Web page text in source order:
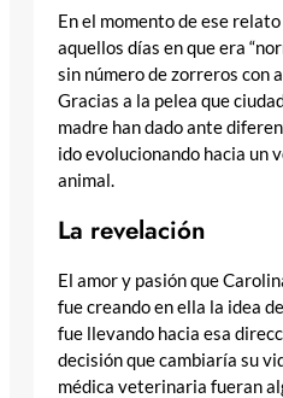
En el momento de ese
aquellos días en que era
sin número de zorreros con
Gracias a la pelea que
madre han dado ante
ido evolucionando hacia un
animal.
La revelación
El amor y pasión que
fue creando en ella la idea
fue llevando hacia esa
decisión que cambiaría su
médica veterinaria fueran